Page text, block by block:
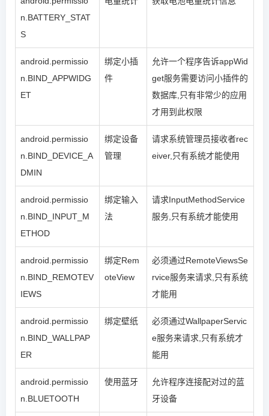
n.BATTERY_STAT
S
android.permissio
n.BIND_APPWIDG
ET
绑定小插
件
允许一个程序告诉appWid
get服务需要访问小插件的
数据库,只有非常少的应用
才用到此权限
android.permissio
n.BIND_DEVICE_A
DMIN
绑定设备
管理
请求系统管理员接收者rec
eiver,只有系统才能使用
android.permissio
n.BIND_INPUT_M
ETHOD
绑定输入
法
请求InputMethodService
服务,只有系统才能使用
android.permissio
n.BIND_REMOTEV
IEWS
绑定Rem
oteView
必须通过RemoteViewsSe
rvice服务来请求,只有系统
才能用
android.permissio
n.BIND_WALLPAP
ER
绑定壁纸
必须通过WallpaperServic
e服务来请求,只有系统才
能用
android.permissio
n.BLUETOOTH
使用蓝牙
允许程序连接配对过的蓝
牙设备